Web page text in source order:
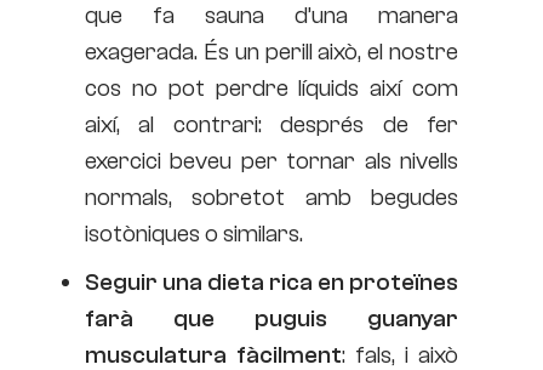
que fa sauna d’una manera
exagerada. És un perill això, el nostre
cos no pot perdre líquids així com
així, al contrari: després de fer
exercici beveu per tornar als nivells
normals, sobretot amb begudes
isotòniques o similars.
Seguir una dieta rica en proteïnes
farà que puguis guanyar
musculatura fàcilment: fals, i això